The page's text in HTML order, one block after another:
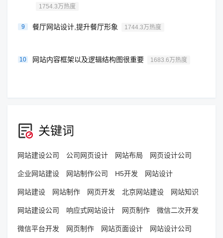
1754.3万热度
9 餐厅网站设计,提升餐厅形象 1744.3万热度
10 网站内容框架以及逻辑结构图很重要 1683.6万热度
关键词
网站建设公司 公司网页设计 网站布局 网页设计公司
企业网站建设 网站制作公司 H5开发 网站设计
网站建设 网站制作 网页开发 北京网站建设 网站知识
网站建设公司 响应式网站设计 网页制作 微信二次开发
微信平台开发 网页制作 网站页面设计 网站设计公司